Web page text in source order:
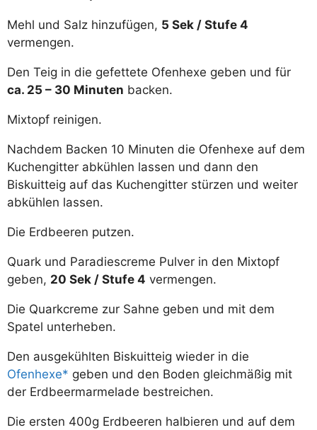
Mehl und Salz hinzufügen, 5 Sek / Stufe 4
vermengen.
Den Teig in die gefettete Ofenhexe geben und für
ca. 25 – 30 Minuten backen.
Mixtopf reinigen.
Nachdem Backen 10 Minuten die Ofenhexe auf dem
Kuchengitter abkühlen lassen und dann den
Biskuitteig auf das Kuchengitter stürzen und weiter
abkühlen lassen.
Die Erdbeeren putzen.
Quark und Paradiescreme Pulver in den Mixtopf
geben, 20 Sek / Stufe 4 vermengen.
Die Quarkcreme zur Sahne geben und mit dem
Spatel unterheben.
Den ausgekühlten Biskuitteig wieder in die
Ofenhexe
geben und den Boden gleichmäßig mit
der Erdbeermarmelade bestreichen.
Die ersten 400g Erdbeeren halbieren und auf dem